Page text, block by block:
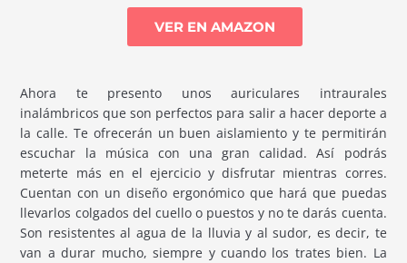
VER EN AMAZON
Ahora te presento unos auriculares intraurales
inalámbricos que son perfectos para salir a hacer deporte a
la calle. Te ofrecerán un buen aislamiento y te permitirán
escuchar la música con una gran calidad. Así podrás
meterte más en el ejercicio y disfrutar mientras corres.
Cuentan con un diseño ergonómico que hará que puedas
llevarlos colgados del cuello o puestos y no te darás cuenta.
Son resistentes al agua de la lluvia y al sudor, es decir, te
van a durar mucho, siempre y cuando los trates bien. La